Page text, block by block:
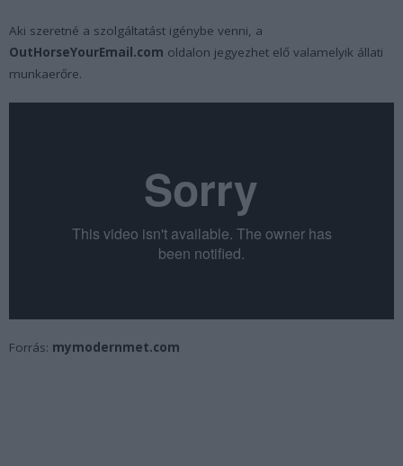
Aki szeretné a szolgáltatást igénybe venni, a
OutHorseYourEmail.com oldalon jegyezhet elő valamelyik állati
munkaerőre.
Forrás: mymodernmet.com